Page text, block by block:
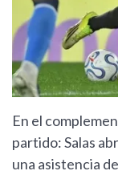
En el
partido: Salas
una asistencia